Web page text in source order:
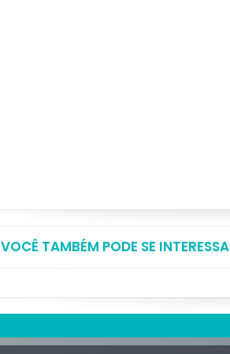
VOCÊ TAMBÉM PODE SE